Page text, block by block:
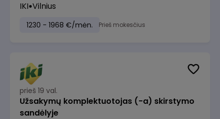
IKI Vilnius
1230 - 1968 €/mėn. Prieš mokesčius
prieš 19 val.
Užsakymų komplektuotojas (-a) skirstymo
sandėlyje